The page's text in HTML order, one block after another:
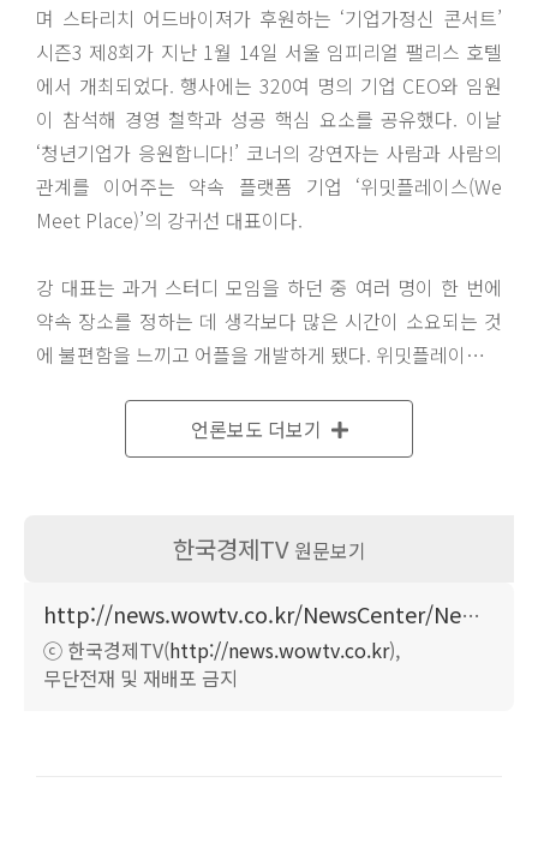
며 스타리치 어드바이져가 후원하는 ‘기업가정신 콘서트’
시즌3 제8회가 지난 1월 14일 서울 임피리얼 팰리스 호텔
에서 개최되었다. 행사에는 320여 명의 기업 CEO와 임원
이 참석해 경영 철학과 성공 핵심 요소를 공유했다. 이날
‘청년기업가 응원합니다!’ 코너의 강연자는 사람과 사람의
관계를 이어주는 약속 플랫폼 기업 ‘위밋플레이스(We
Meet Place)’의 강귀선 대표이다.
강 대표는 과거 스터디 모임을 하던 중 여러 명이 한 번에
약속 장소를 정하는 데 생각보다 많은 시간이 소요되는 것
에 불편함을 느끼고 어플을 개발하게 됐다. 위밋플레이스는
치와 목적에 맞는 장소를 추천해주는 서비스이다.
자 세 명이 만남을 위해 위밋플레이스를 사용하였다가 인천
수 없는 이야기를 담은 광고이다. SNS를 중심으로 게재된
이 광고는 젊은 세대에게 엄청난 호응을 얻었고, 그 결과 서
비스를 오픈한 지 단 3개월 만에 28,727개의 모임이 생성
언론보도 더보기
한국경제TV원문보기
http://news.wowtv.co.kr/NewsCenter/News/Read?articleId=A202001230311&t=NN
ⓒ 한국경제TV(http://news.wowtv.co.kr),
무단전재 및 재배포 금지